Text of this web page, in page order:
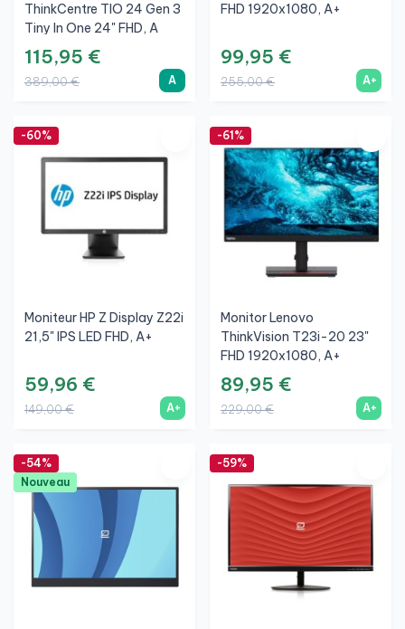
ThinkCentre TIO 24 Gen 3
Tiny In One 24" FHD, A
115,95 €
389,00 € A
FHD 1920x1080, A+
99,95 €
255,00 € A+
-60%
Moniteur HP Z Display Z22i
21,5" IPS LED FHD, A+
59,96 €
149,00 € A+
-61%
Monitor Lenovo
ThinkVision T23i-20 23"
FHD 1920x1080, A+
89,95 €
229,00 € A+
-54%
Nouveau
-59%